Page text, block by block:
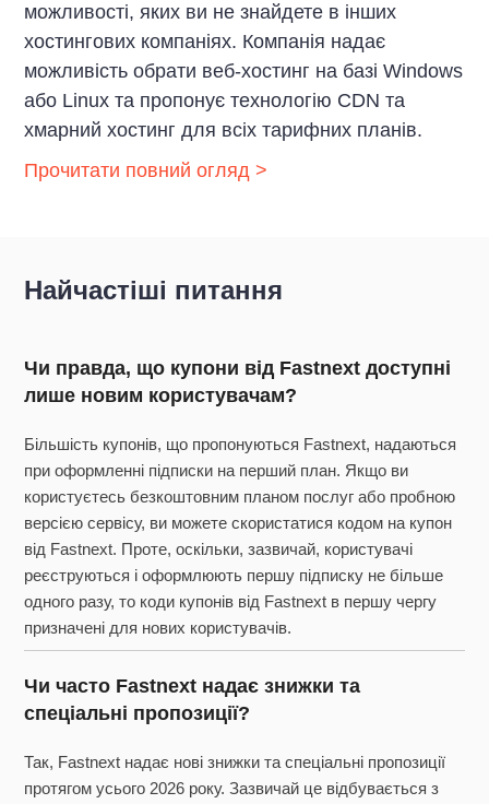
можливості, яких ви не знайдете в інших
хостингових компаніях. Компанія надає
можливість обрати веб-хостинг на базі Windows
або Linux та пропонує технологію CDN та
хмарний хостинг для всіх тарифних планів.
Прочитати повний огляд >
Найчастіші питання
Чи правда, що купони від Fastnext доступні
лише новим користувачам?
Більшість купонів, що пропонуються Fastnext, надаються
при оформленні підписки на перший план. Якщо ви
користуєтесь безкоштовним планом послуг або пробною
версією сервісу, ви можете скористатися кодом на купон
від Fastnext. Проте, оскільки, зазвичай, користувачі
реєструються і оформлюють першу підписку не більше
одного разу, то коди купонів від Fastnext в першу чергу
призначені для нових користувачів.
Чи часто Fastnext надає знижки та
спеціальні пропозиції?
Так, Fastnext надає нові знижки та спеціальні пропозиції
протягом усього 2026 року. Зазвичай це відбувається з